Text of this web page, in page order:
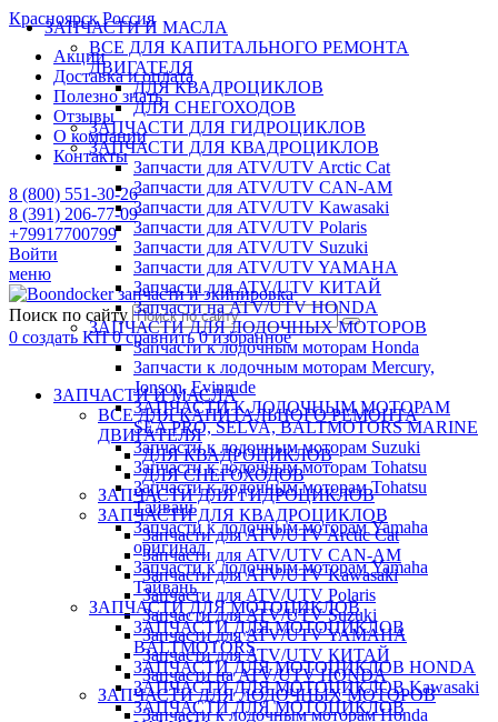
Красноярск Россия
Акции
Доставка и оплата
Полезно знать
Отзывы
О компании
Контакты
8 (800) 551-30-26
8 (391) 206-77-09
+79917700799
Войти
меню
запчасти и экипировка
Поиск по сайту
0 создать КП 0 сравнить 0 избранное
ЗАПЧАСТИ И МАСЛА
ВСЕ ДЛЯ КАПИТАЛЬНОГО РЕМОНТА
ДВИГАТЕЛЯ
ДЛЯ КВАДРОЦИКЛОВ
ДЛЯ СНЕГОХОДОВ
ЗАПЧАСТИ ДЛЯ ГИДРОЦИКЛОВ
ЗАПЧАСТИ ДЛЯ КВАДРОЦИКЛОВ
Запчасти для ATV/UTV Arctic Cat
Запчасти для ATV/UTV CAN-AM
Запчасти для ATV/UTV Kawasaki
Запчасти для ATV/UTV Polaris
Запчасти для ATV/UTV Suzuki
Запчасти для ATV/UTV YAMAHA
Запчасти для ATV/UTV КИТАЙ
Запчасти на ATV/UTV HONDA
ЗАПЧАСТИ ДЛЯ ЛОДОЧНЫХ МОТОРОВ
Запчасти к лодочным моторам Honda
ЗАПЧАСТИ И МАСЛА
ВСЕ ДЛЯ КАПИТАЛЬНОГО РЕМОНТА
ДВИГАТЕЛЯ
ДЛЯ КВАДРОЦИКЛОВ
ДЛЯ СНЕГОХОДОВ
ЗАПЧАСТИ ДЛЯ ГИДРОЦИКЛОВ
ЗАПЧАСТИ ДЛЯ КВАДРОЦИКЛОВ
Запчасти для ATV/UTV Arctic Cat
Запчасти для ATV/UTV CAN-AM
Запчасти для ATV/UTV Kawasaki
Запчасти для ATV/UTV Polaris
Запчасти для ATV/UTV Suzuki
Запчасти для ATV/UTV YAMAHA
Запчасти для ATV/UTV КИТАЙ
Запчасти на ATV/UTV HONDA
ЗАПЧАСТИ ДЛЯ ЛОДОЧНЫХ МОТОРОВ
Запчасти к лодочным моторам Honda
Запчасти к лодочным моторам Mercury,
Jonson, Evinrude
ЗАПЧАСТИ К ЛОДОЧНЫМ МОТОРАМ
SEA PRO, SELVA, BALTMOTORS MARINE
Запчасти к лодочным моторам Suzuki
Запчасти к лодочным моторам Tohatsu
Запчасти к лодочным моторам Tohatsu
Тайвань
Запчасти к лодочным моторам Yamaha
оригинал
Запчасти к лодочным моторам Yamaha
Тайвань
ЗАПЧАСТИ ДЛЯ МОТОЦИКЛОВ
ЗАПЧАСТИ ДЛЯ МОТОЦИКЛОВ
BALTMOTORS
ЗАПЧАСТИ ДЛЯ МОТОЦИКЛОВ HONDA
ЗАПЧАСТИ ДЛЯ МОТОЦИКЛОВ Kawasaki
ЗАПЧАСТИ ДЛЯ МОТОЦИКЛОВ